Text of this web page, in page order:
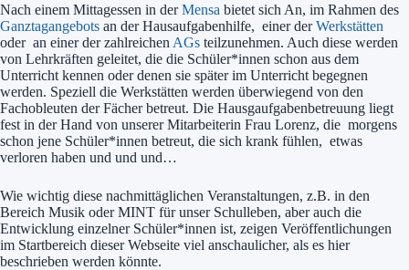
Nach einem Mittagessen in derMensa bietet sich An, im Rahmen des
Ganztagangebots an der Hausaufgabenhilfe, einer derWerkstätten
oder an einer der zahlreichen AGs teilzunehmen. Auch diese werden
von Lehrkräften geleitet, die die Schüler*innen schon aus dem
Unterricht kennen oder denen sie später im Unterricht begegnen
werden. Speziell die Werkstätten werden überwiegend von den
Fachobleuten der Fächer betreut. Die Hausgaufgabenbetreuung liegt
fest in der Hand von unserer Mitarbeiterin Frau Lorenz, die morgens
schon jene Schüler*innen betreut, die sich krank fühlen, etwas
verloren haben und und und…
Wie wichtig diese nachmittäglichen Veranstaltungen, z.B. in den
Bereich Musik oder MINT für unser Schulleben, aber auch die
Entwicklung einzelner Schüler*innen ist, zeigen Veröffentlichungen
im Startbereich dieser Webseite viel anschaulicher, als es hier
beschrieben werden könnte.